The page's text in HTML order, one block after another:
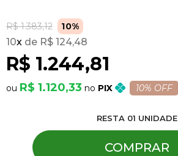
R$ 1.383,12 10%
R$ 1.244,81
10x R$ 124,48
R$ 1.120,33 PIX 10% OFF
RESTA 01 UNIDADE
COMPRAR
Pulseiras
Piercing